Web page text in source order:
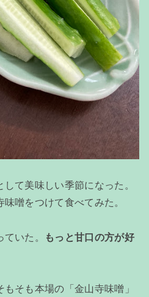
て美味しい季節になった。
噌をつけて食べてみた。
いた。
もっと甘口の方が好
そも本場の「金山寺味噌」